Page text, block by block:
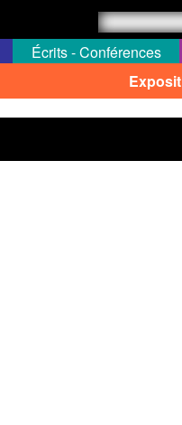
Écrits - Conférences